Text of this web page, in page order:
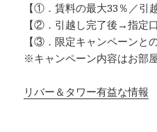
【①．賃料の最大33％／引
【②．引越し完了後→指定
【③．限定キャンペーンと
※キャンペーン内容はお部
リバー＆タワー有益な情報